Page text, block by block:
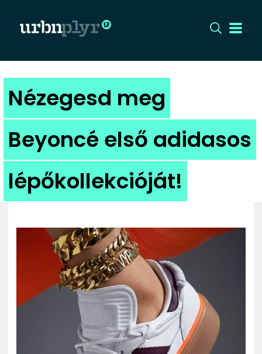
CÍMLAP
DIZÁJN
DIVAT
HIP
UTCA
ZENE
MÉDIAAJÁNLAT
IMPRESSZUM
PR-ARCHÍVUM
ADATKEZELÉSI TÁJÉKOZTATÓ
Nézegesd meg
Beyoncé első adidasos
lépőkollekcióját!